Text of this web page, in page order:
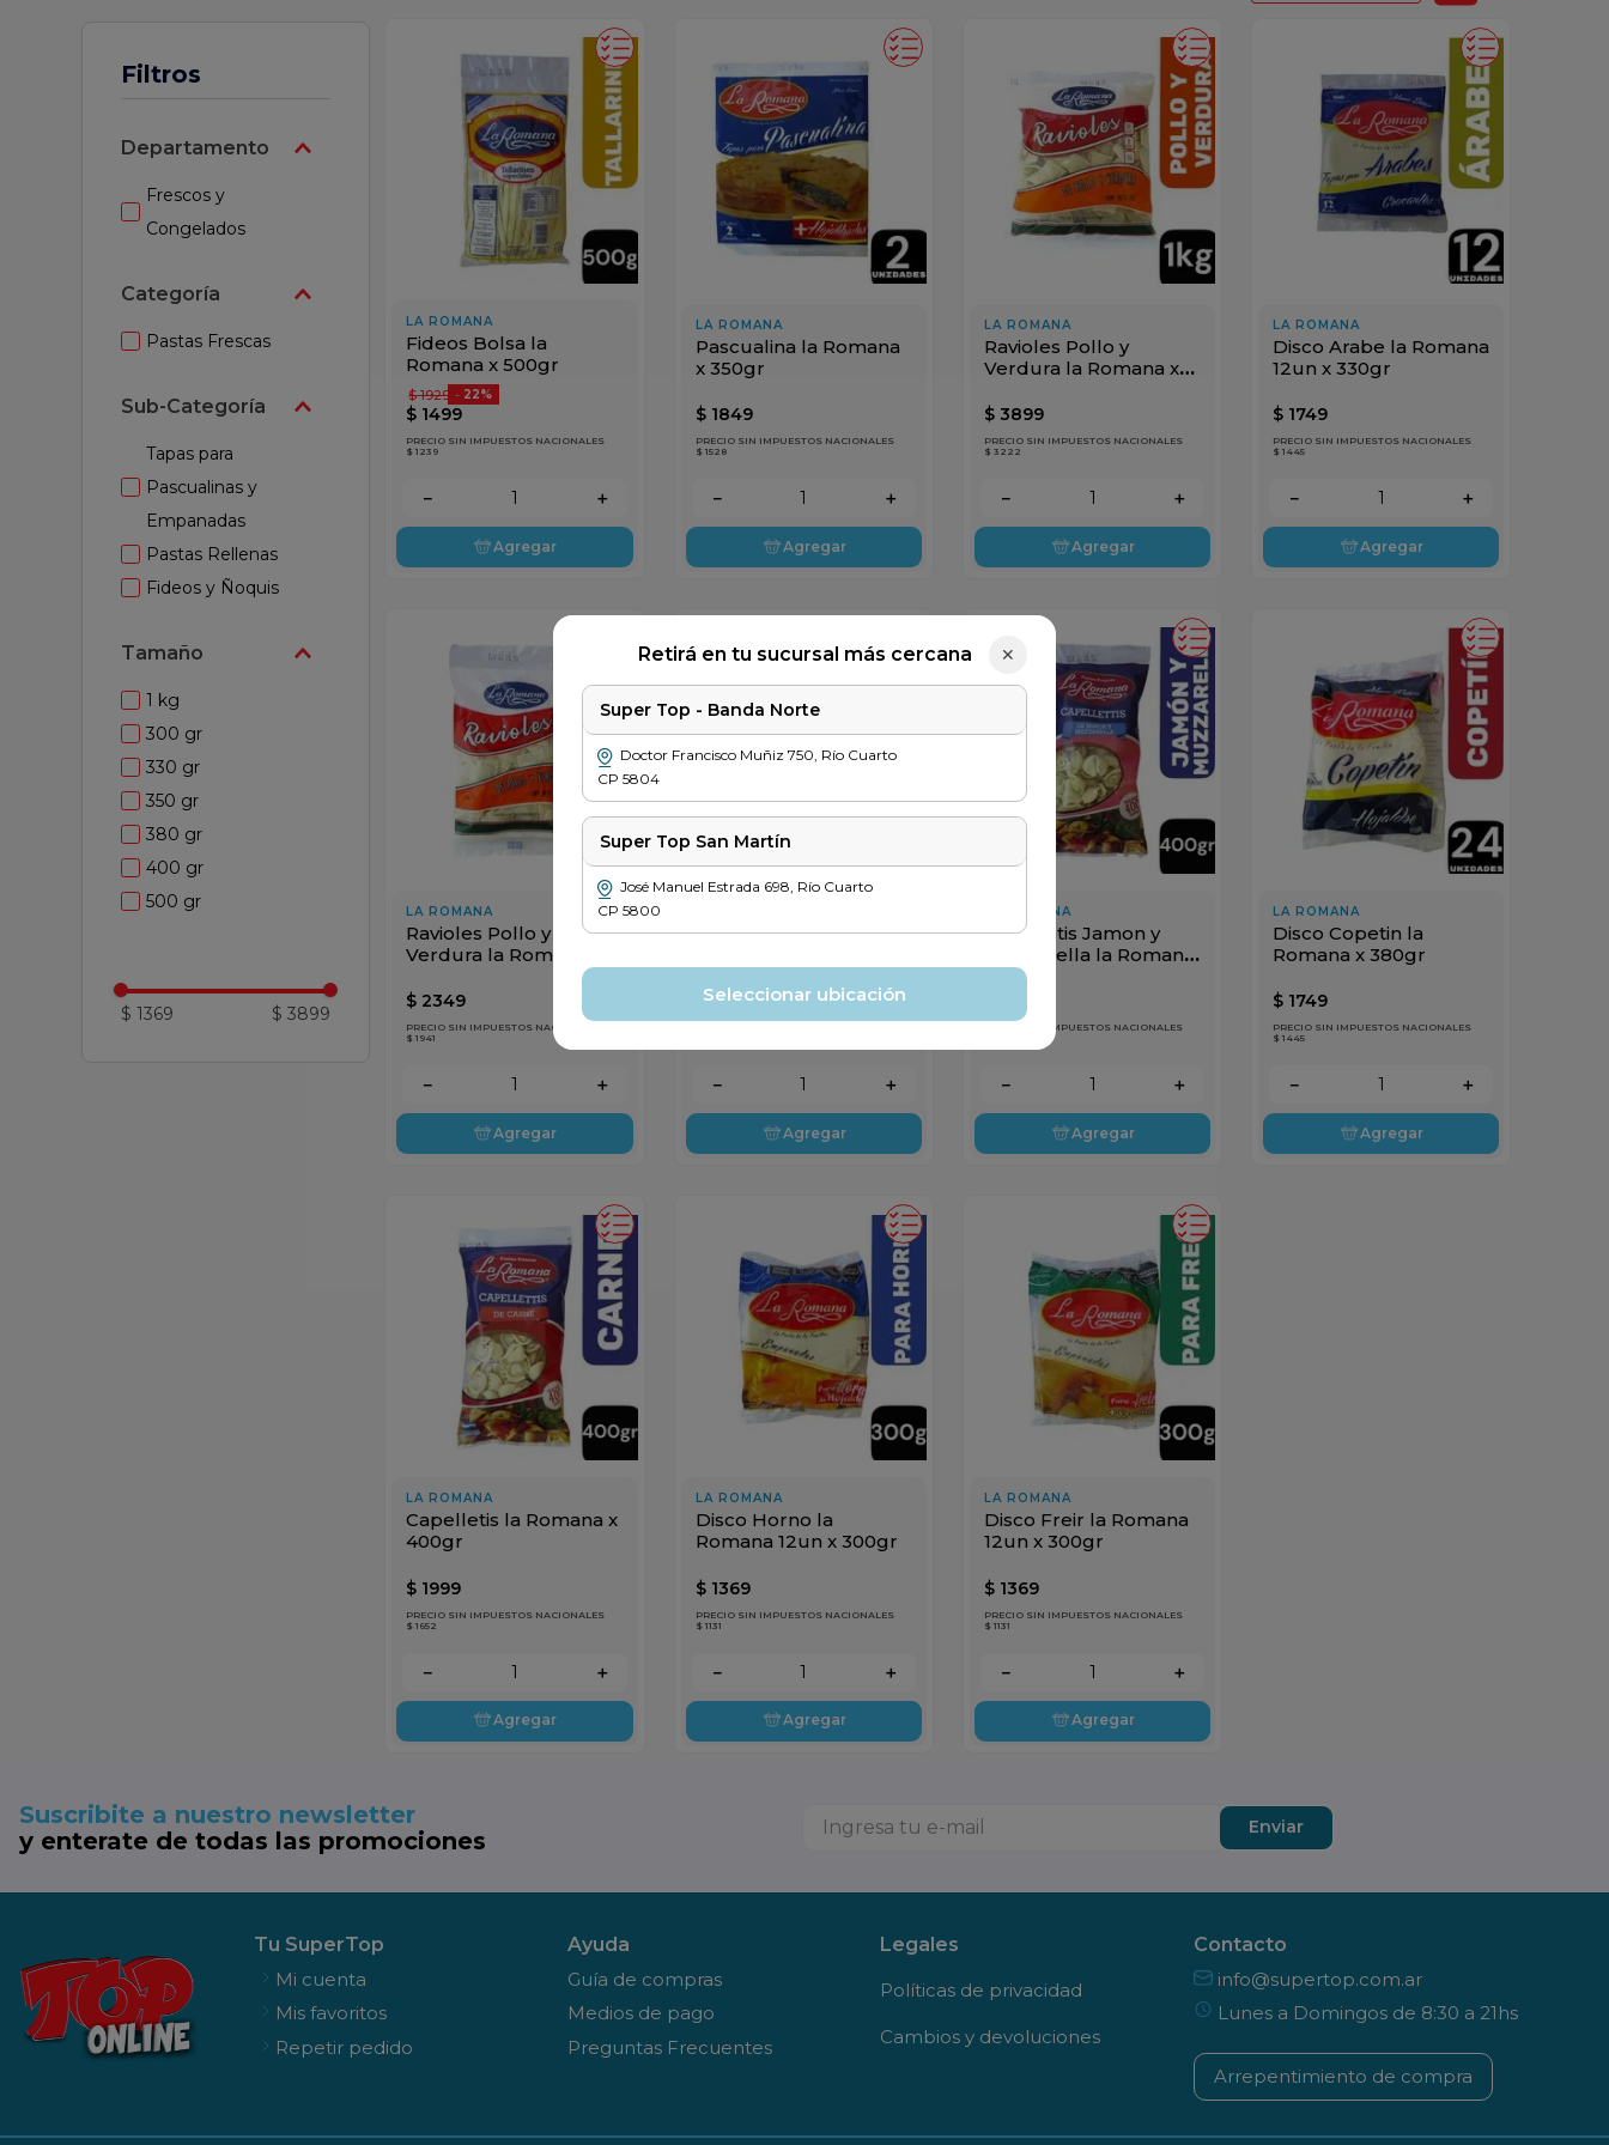
Retirá en tu sucursal más cercana ✕
Super Top - Banda Norte
Doctor Francisco Muñiz 750 Río Cuarto
CP 5804
Super Top San Martín
José Manuel Estrada 698 Río Cuarto
CP 5800
Seleccionar ubicación
Filtros
Departamento
Frescos y
Congelados
Categoría
Pastas Frescas
Sub-Categoría
Tapas para
Pascualinas y
Empanadas
Pastas Rellenas
Fideos y Ñoquis
Tamaño
1 kg
300 gr
330 gr
350 gr
380 gr
400 gr
500 gr
$ 1369 $ 3899
LA ROMANA
Fideos Bolsa la
Romana x 500gr
$ 1499
$ 1929 - 22%
PRECIO SIN IMPUESTOS NACIONALES
$ 1239
＋
－
Agregar
LA ROMANA
Pascualina la Romana
x 350gr
$ 1849
PRECIO SIN IMPUESTOS NACIONALES
$ 1528
＋
－
Agregar
LA ROMANA
Ravioles Pollo y
Verdura la Romana x
$ 3899
PRECIO SIN IMPUESTOS NACIONALES
$ 3222
＋
－
Agregar
LA ROMANA
Disco Arabe la Romana
12un x 330gr
$ 1749
PRECIO SIN IMPUESTOS NACIONALES
$ 1445
＋
－
Agregar
LA ROMANA
Ravioles Pollo y
Verdura la Romana x
$ 2349
PRECIO SIN IMPUESTOS NACIONALES
$ 1941
＋
－
Agregar
Tapa para Pasteles la
$ 1675
＋
－
Agregar
LA ROMANA
Capelletis Jamon y
Muzzarella la Romana
x 400gr
PRECIO SIN IMPUESTOS NACIONALES
＋
－
Agregar
LA ROMANA
Disco Copetin la
Romana x 380gr
$ 1749
PRECIO SIN IMPUESTOS NACIONALES
$ 1445
＋
－
Agregar
LA ROMANA
Capelletis la Romana x
400gr
$ 1999
PRECIO SIN IMPUESTOS NACIONALES
$ 1652
＋
－
Agregar
LA ROMANA
Disco Horno la
Romana 12un x 300gr
$ 1369
PRECIO SIN IMPUESTOS NACIONALES
$ 1131
＋
－
Agregar
LA ROMANA
Disco Freir la Romana
12un x 300gr
$ 1369
PRECIO SIN IMPUESTOS NACIONALES
$ 1131
＋
－
Agregar
Suscribite a nuestro newsletter
y enterate de todas las promociones
Enviar
Tu SuperTop
Mi cuenta
Mis favoritos
Repetir pedido
Ayuda
Guía de compras
Medios de pago
Preguntas Frecuentes
Legales
Políticas de privacidad
Cambios y devoluciones
Contacto
info@supertop.com.ar
Lunes a Domingos de 8:30 a 21hs
Arrepentimiento de compra